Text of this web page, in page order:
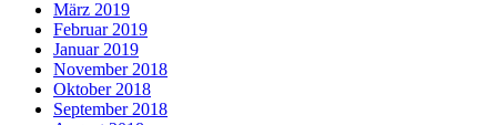
März 2019
Februar 2019
Januar 2019
November 2018
Oktober 2018
September 2018